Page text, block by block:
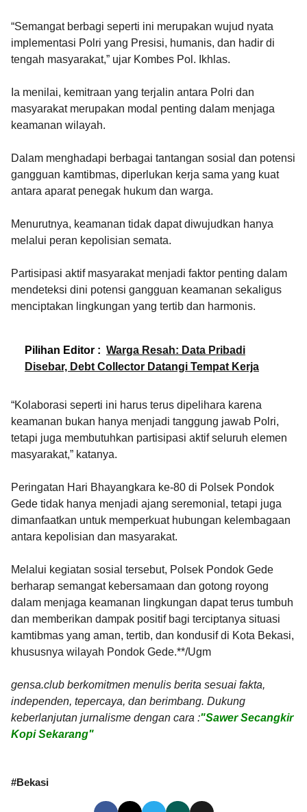
“Semangat berbagi seperti ini merupakan wujud nyata
implementasi Polri yang Presisi, humanis, dan hadir di
tengah masyarakat,” ujar Kombes Pol. Ikhlas.
Ia menilai, kemitraan yang terjalin antara Polri dan
masyarakat merupakan modal penting dalam menjaga
keamanan wilayah.
Dalam menghadapi berbagai tantangan sosial dan potensi
gangguan kamtibmas, diperlukan kerja sama yang kuat
antara aparat penegak hukum dan warga.
Menurutnya, keamanan tidak dapat diwujudkan hanya
melalui peran kepolisian semata.
Partisipasi aktif masyarakat menjadi faktor penting dalam
mendeteksi dini potensi gangguan keamanan sekaligus
menciptakan lingkungan yang tertib dan harmonis.
Pilihan Editor : Warga Resah: Data Pribadi
Disebar, Debt Collector Datangi Tempat Kerja
“Kolaborasi seperti ini harus terus dipelihara karena
keamanan bukan hanya menjadi tanggung jawab Polri,
tetapi juga membutuhkan partisipasi aktif seluruh elemen
masyarakat,” katanya.
Peringatan Hari Bhayangkara ke-80 di Polsek Pondok
Gede tidak hanya menjadi ajang seremonial, tetapi juga
dimanfaatkan untuk memperkuat hubungan kelembagaan
antara kepolisian dan masyarakat.
Melalui kegiatan sosial tersebut, Polsek Pondok Gede
berharap semangat kebersamaan dan gotong royong
dalam menjaga keamanan lingkungan dapat terus tumbuh
dan memberikan dampak positif bagi terciptanya situasi
kamtibmas yang aman, tertib, dan kondusif di Kota Bekasi,
khususnya wilayah Pondok Gede.**/Ugm
gensa.club berkomitmen menulis berita sesuai fakta,
independen, tepercaya, dan berimbang. Dukung
keberlanjutan jurnalisme dengan cara :"Sawer Secangkir
Kopi Sekarang"
#Bekasi